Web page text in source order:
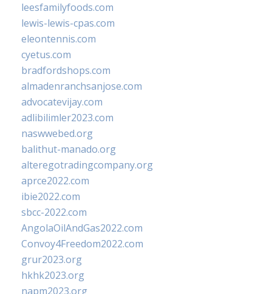
leesfamilyfoods.com
lewis-lewis-cpas.com
eleontennis.com
cyetus.com
bradfordshops.com
almadenranchsanjose.com
advocatevijay.com
adlibilimler2023.com
naswwebed.org
balithut-manado.org
alteregotradingcompany.org
aprce2022.com
ibie2022.com
sbcc-2022.com
AngolaOilAndGas2022.com
Convoy4Freedom2022.com
grur2023.org
hkhk2023.org
napm2023.org